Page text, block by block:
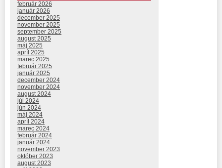
február 2026
január 2026
december 2025
november 2025
september 2025
august 2025
máj 2025
apríl 2025
marec 2025
február 2025
január 2025
december 2024
november 2024
august 2024
júl 2024
jún 2024
máj 2024
apríl 2024
marec 2024
február 2024
január 2024
november 2023
október 2023
august 2023